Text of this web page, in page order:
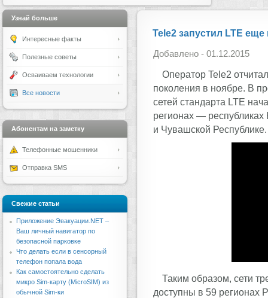
Tele2 запустил LTE еще
Добавлено - 01.12.2015
Оператор Tele2
поколения в ноябре. В
сетей стандарта LTE
регионах —
и Чувашской Республике.
Таким образом, сети
доступны в 59 регионах
Узнай больше
Интересные факты
Полезные советы
Осваиваем технологии
Все новости
Абонентам на заметку
Телефонные мошенники
Отправка SMS
Свежие статьи
Приложение Эвакуации.NET –
Ваш личный навигатор по
безопасной парковке
Что делать если в сенсорный
телефон попала вода
Как самостоятельно сделать
микро Sim-карту (MicroSIM) из
обычной Sim-ки